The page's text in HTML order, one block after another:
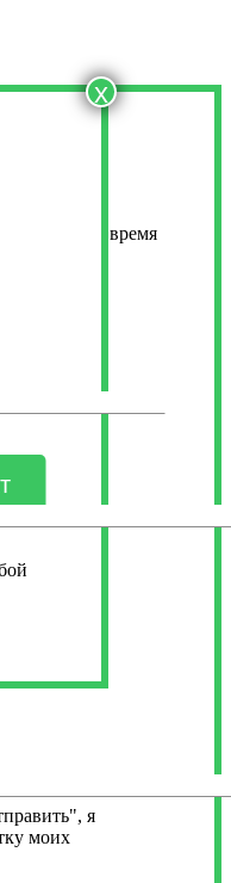
x
ближайшее время
я
моих